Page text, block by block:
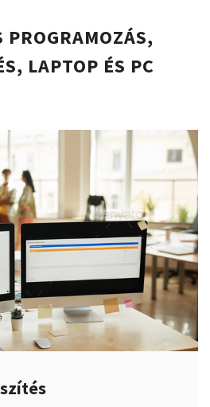
PROGRAMOZÁS,
LAPTOP ÉS PC